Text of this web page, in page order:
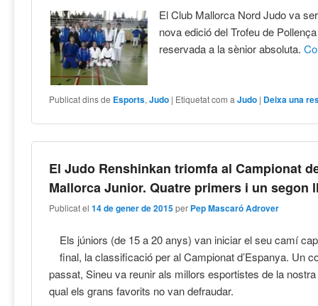
El Club Mallorca Nord Judo va
nova edició del Trofeu de
reservada a la sènior absoluta.
Publicat dins de Esports,Judo | Etiquetat com a Judo | Deixa una
El Judo Renshinkan triomfa al Campionat
Mallorca Junior. Quatre primers i un segon
Publicat el14 de gener de 2015 per Pep Mascaró Adrover
Els júniors (de 15 a 20 anys) van iniciar el seu camí
final, la classificació per al Campionat d’Espanya. Un
passat, Sineu va reunir als millors esportistes de la
qual els grans favorits no van defraudar.